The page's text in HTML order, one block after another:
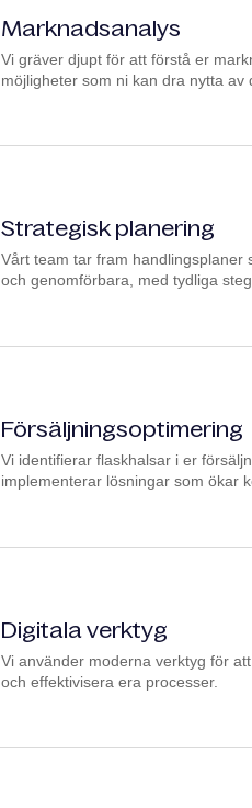
Marknadsanalys
Vi gräver djupt för att förstå er
möjligheter som ni kan dra nytta av
Strategisk planering
Vårt team tar fram handlingsplaner
och genomförbara, med tydliga
Försäljningsoptimering
Vi identifierar flaskhalsar i er
implementerar lösningar som ökar
Digitala verktyg
Vi använder moderna verktyg för
och effektivisera era processer.